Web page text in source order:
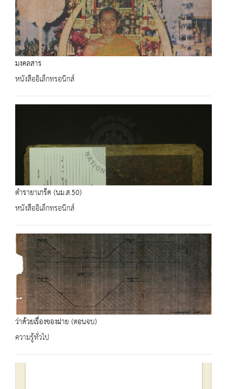
มงคลสาร
หนังสืออิเล็กทรอนิกส์
ตำรายาเกร็ด (นม.ส.50)
หนังสืออิเล็กทรอนิกส์
ว่าด้วยเรื่องของฝาย (ตอนจบ)
ความรู้ทั่วไป